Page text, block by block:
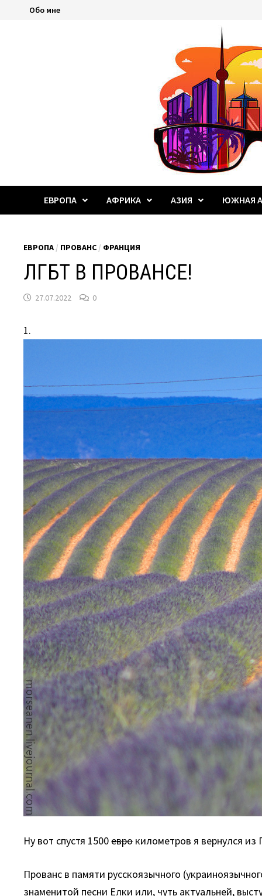
ПерейтиОбо мне
ЕВРОПА АФРИКА АЗИЯ ЮЖНАЯ
ЕВРОПА / ПРОВАНС / ФРАНЦИЯ
ЛГБТ В ПРОВАНСЕ!
27.07.2022 0
1.
Ну вот спустя 1500еврокилометров я вернулся из
Прованс в памяти русскоязычного
знаменитой песни Елки или, чуть актуальней,